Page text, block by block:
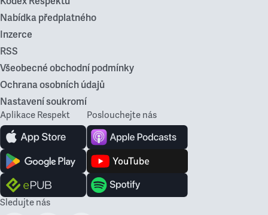
Nabídka předplatného
Inzerce
RSS
Všeobecné obchodní podmínky
Ochrana osobních údajů
Nastavení soukromí
Aplikace Respekt Poslouchejte nás
Sledujte nás